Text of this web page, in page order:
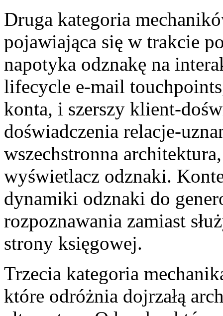
Druga kategoria
pojawiająca się w trakcie
napotyka odznakę na
lifecycle e-mail
konta, i szerszy klient-
doświadczenia relacje-
wszechstronna
wyświetlacz odznaki.
dynamiki odznaki do
rozpoznawania zamiast
strony księgowej.
Trzecia kategoria
które odróżnia dojrzałą